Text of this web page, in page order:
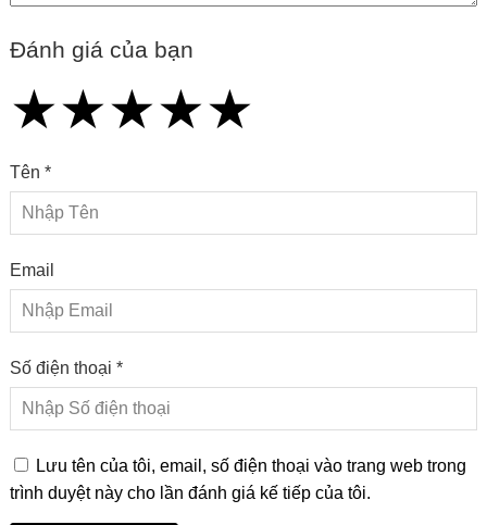
Đánh giá của bạn
★
★★
★★★
★★★★
★★★★★
Tên *
Email
Số điện thoại *
Lưu tên của tôi, email, số điện thoại vào trang web trong
trình duyệt này cho lần đánh giá kế tiếp của tôi.